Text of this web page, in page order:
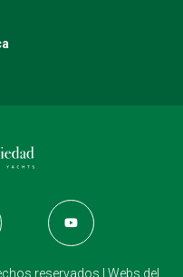
reservados | Webs del